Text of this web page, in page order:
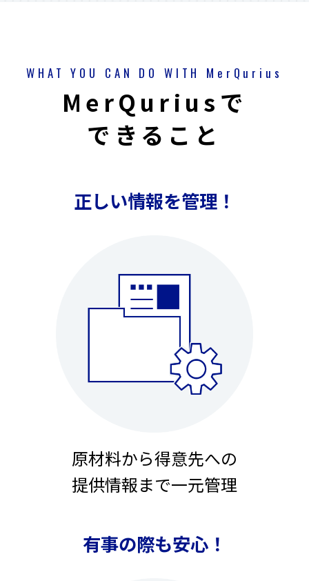
WHAT YOU CAN DO WITH MerQurius
MerQuriusで
できること
正しい情報を管理！
原材料から得意先への
提供情報まで一元管理
有事の際も安心！